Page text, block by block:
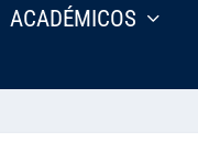
ACADÉMICOS